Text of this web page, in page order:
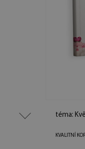
téma:
KVALITNÍ